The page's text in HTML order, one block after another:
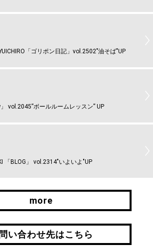
YUICHIRO「ゴリポン日記」vol.2502"油そば"UP
vol.2045”ボールルームレッスン” UP
「BLOG」 vol.2314"いよいよ"UP
more
more
い合わせ先はこちら
い合わせ先はこちら